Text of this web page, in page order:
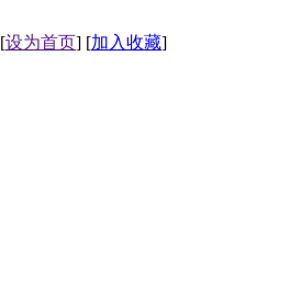
[设为首页] [加入收藏]